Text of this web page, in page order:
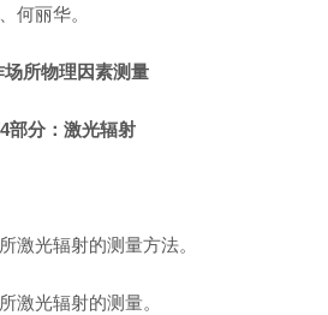
何丽华。
场所物理因素测量
部分：激光辐射
激光辐射的测量方法。
激光辐射的测量。